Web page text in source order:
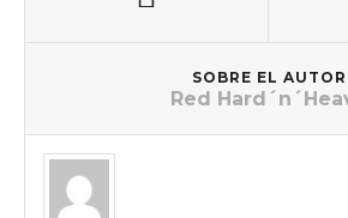
SOBRE EL AUTOR
Red